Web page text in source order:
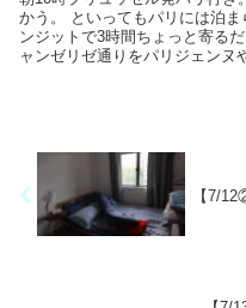
かう。 といってもパリには泊
ンジットで3時間ちょっと寄る
ャンゼリゼ通りをパリジェンヌ
【7/